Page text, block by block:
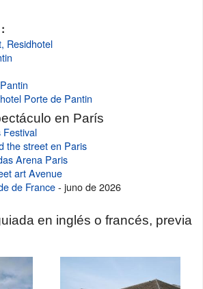
Residhotel
Porte de Pantin
en París
Festival
the street en Paris
Arena Paris
art Avenue
de France- juno de 2026
en inglés o francés, previa